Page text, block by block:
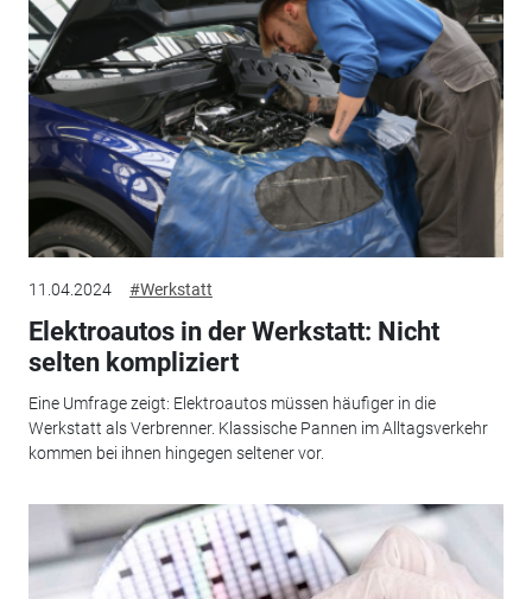
11.04.2024 #Werkstatt
Elektroautos in der Werkstatt: Nicht
selten kompliziert
Eine Umfrage zeigt: Elektroautos müssen häufiger in die
Werkstatt als Verbrenner. Klassische Pannen im Alltagsverkehr
kommen bei ihnen hingegen seltener vor.